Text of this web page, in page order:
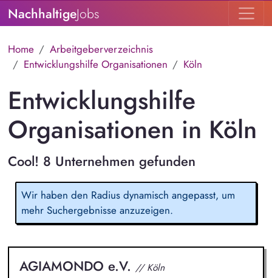
NachhaltigeJobs
Home
Arbeitgeberverzeichnis
Entwicklungshilfe Organisationen
Köln
Entwicklungshilfe
Organisationen in Köln
Cool! 8 Unternehmen gefunden
Wir haben den Radius dynamisch angepasst, um
mehr Suchergebnisse anzuzeigen.
AGIAMONDO e.V. // Köln